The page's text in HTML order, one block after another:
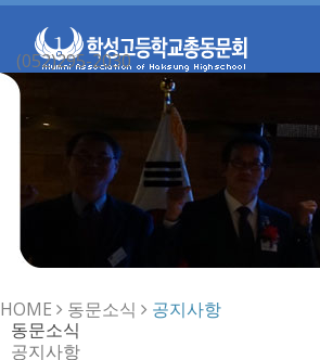
navigation
(052)295-2030
HOME 동문소식
공지사항
동문소식
공지사항